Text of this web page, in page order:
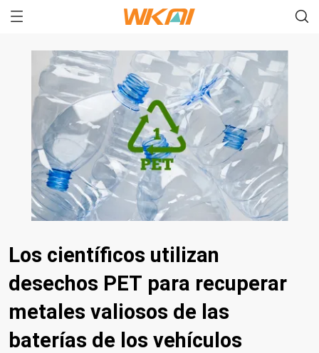
Los científicos utilizan
desechos PET para recuperar
metales valiosos de las
baterías de los vehículos